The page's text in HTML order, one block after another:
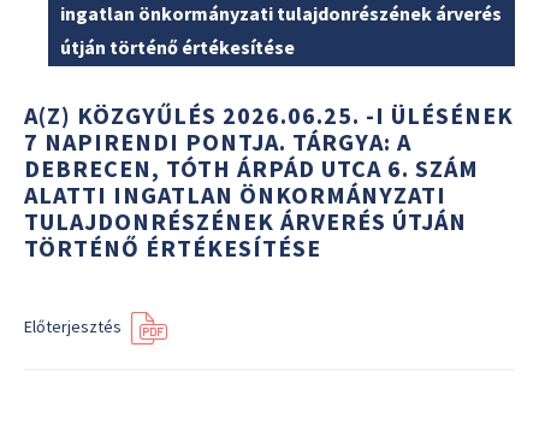
ingatlan önkormányzati tulajdonrészének árverés
útján történő értékesítése
A(Z) KÖZGYŰLÉS 2026.06.25. -I ÜLÉSÉNEK
7 NAPIRENDI PONTJA. TÁRGYA: A
DEBRECEN, TÓTH ÁRPÁD UTCA 6. SZÁM
ALATTI INGATLAN ÖNKORMÁNYZATI
TULAJDONRÉSZÉNEK ÁRVERÉS ÚTJÁN
TÖRTÉNŐ ÉRTÉKESÍTÉSE
Előterjesztés